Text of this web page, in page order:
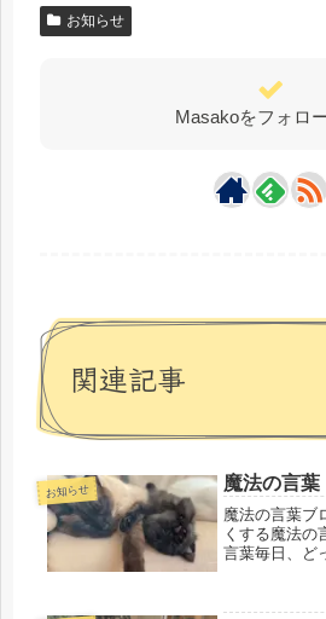
お知らせ
Masakoをフォロ
関連記事
お知らせ 魔法の言葉
魔法の言葉ブ
くする魔法の
言葉毎日、ど